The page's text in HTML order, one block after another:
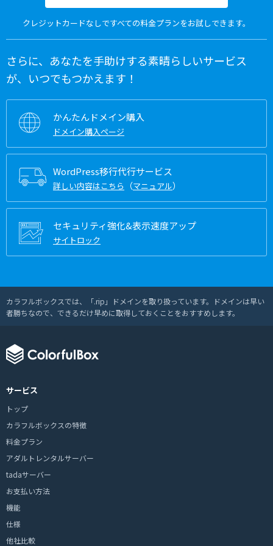
クレジットカードなしですべての料金プランをお試しできます。
さらに、あなたを手助けする素晴らしいサービス
が、いつでもつかえます！
かんたんドメイン購入
ドメイン購入ページ
WordPress移行代行サービス
詳しい内容はこちら （マニュアル）
セキュリティ強化&表示速度アップ
サイトロック
カラフルボックスでは、「.rip」ドメインを取り扱っています。ドメインは早い
者勝ちなので、できるだけ早めに取得しておくことをおすすめします。
サービス
トップ
カラフルボックスの特徴
料金プラン
アダルトレンタルサーバー
tadaサーバー
お支払い方法
機能
仕様
他社比較